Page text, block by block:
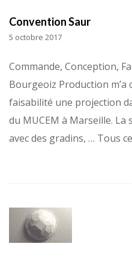
Convention Saur
5 octobre 2017
Commande, Conception,
Bourgeoiz Production m’a
faisabilité une projection
du MUCEM à Marseille.
avec des gradins, … Tous